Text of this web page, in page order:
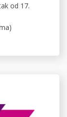
od 17.